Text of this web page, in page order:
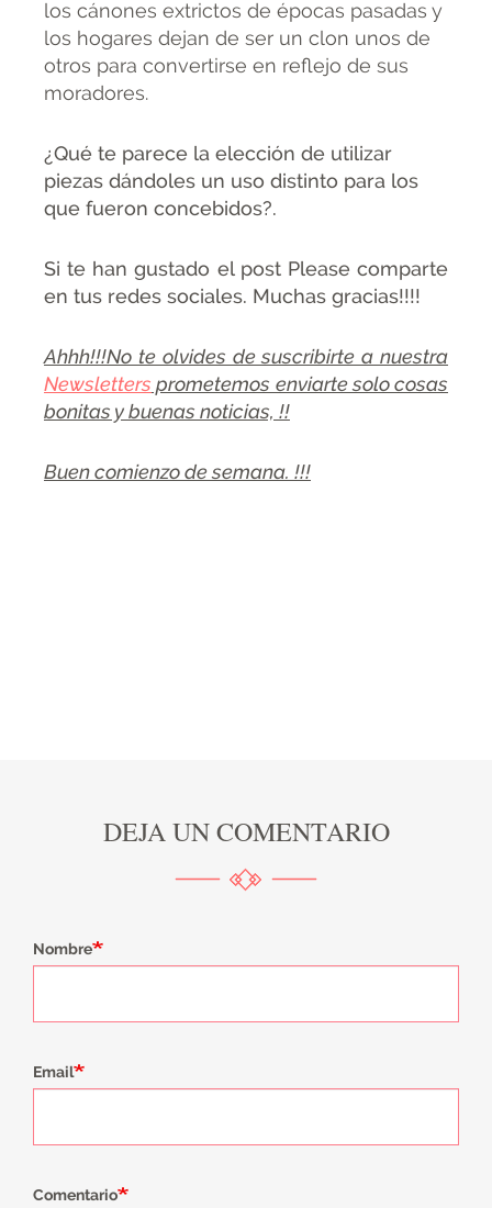
los cánones extrictos de épocas pasadas y
los hogares dejan de ser un clon unos de
otros para convertirse en reflejo de sus
moradores.
¿Qué te parece la elección de utilizar
piezas dándoles un uso distinto para los
que fueron concebidos?.
Si te han gustado el post Please comparte
en tus redes sociales. Muchas gracias!!!!
Ahhh!!!No te olvides de suscribirte a nuestra
Newsletters prometemos enviarte solo cosas
bonitas y buenas noticias, !!
Buen comienzo de semana. !!!
DEJA UN COMENTARIO
Nombre
Email
Comentario